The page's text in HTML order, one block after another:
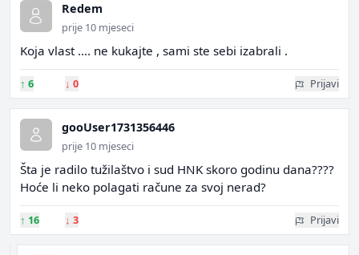
Redem
prije 10 mjeseci
Koja vlast .... ne kukajte , sami ste sebi izabrali .
↑ 6 ↓ 0 Prijavi
gooUser1731356446
prije 10 mjeseci
Šta je radilo tužilaštvo i sud HNK skoro godinu dana????
Hoće li neko polagati račune za svoj nerad?
↑ 16 ↓ 3 Prijavi